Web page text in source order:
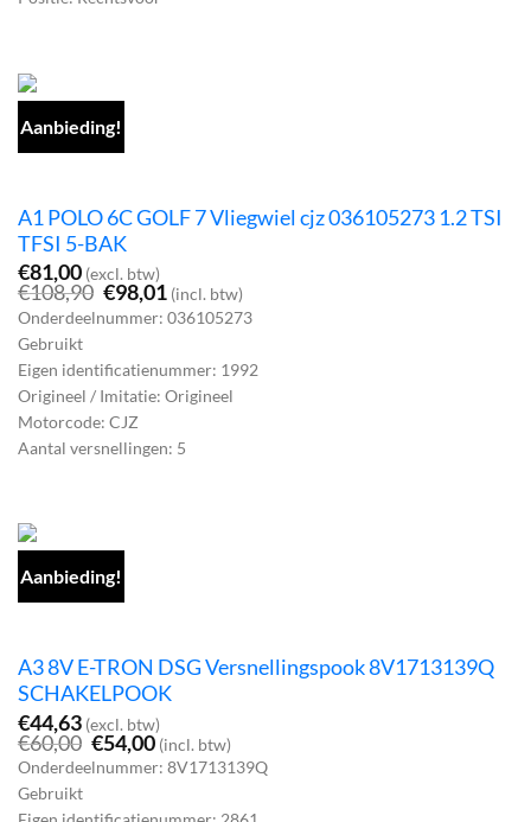
Aanbieding!
A1 POLO 6C GOLF 7 Vliegwiel cjz 036105273 1.2 TSI
TFSI 5-BAK
€81,00 (excl. btw)
€108,90 Oorspronkelijke
prijs
was:
€98,01Huidige
prijs
is:
(incl. btw)
Onderdeelnummer: 036105273
Gebruikt
Eigen identificatienummer: 1992
Origineel / Imitatie: Origineel
Motorcode: CJZ
Aantal versnellingen: 5
Aanbieding!
A3 8V E-TRON DSG Versnellingspook 8V1713139Q
SCHAKELPOOK
€44,63 (excl. btw)
€60,00 Oorspronkelijke
prijs
€54,00Huidige
prijs
(incl. btw)
Onderdeelnummer: 8V1713139Q
Gebruikt